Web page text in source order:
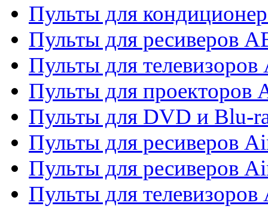
Пульты для
Пульты для ресиверов
Пульты для телевизоров
Пульты для проекторов
Пульты для DVD и Blu-
Пульты для ресиверов
Пульты для ресиверов
Пульты для телевизоров